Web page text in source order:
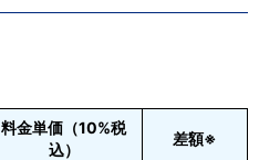
料金単価（10%税
込）
差額※